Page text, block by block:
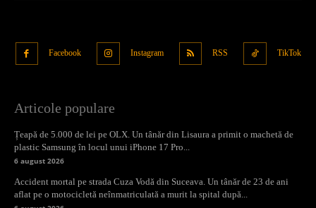
Facebook Instagram RSS TikTok
Articole populare
Țeapă de 5.000 de lei pe OLX. Un tânăr din Lisaura a primit o machetă de
plastic Samsung în locul unui iPhone 17 Pro...
6 august 2026
Accident mortal pe strada Cuza Vodă din Suceava. Un tânăr de 23 de ani
aflat pe o motocicletă neînmatriculată a murit la spital după...